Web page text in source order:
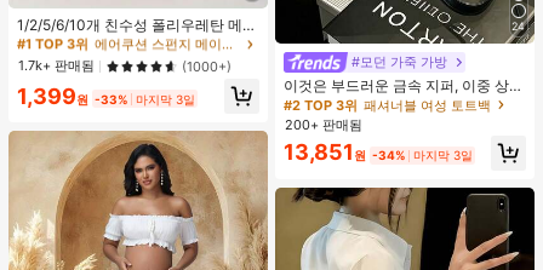
1/2/5/6/10개 친수성 폴리우레탄 메이
크업 스펀지 세트, 부드러운 파우더 퍼
프, 얼굴, 파운데이션 및 컨실러 블렌
딩 도구에 적합, 다기능 건식/습식 사
용, 유니섹스, 메이크업, 저렴한, 방 장
식, 화장대, 여행, 침실, 메이크업 액세
퍼프, 메이크업 스펀지, 저렴한, 스타
킹 스터퍼, 메이크업, 메이크업 도구,
저렴한 물건, 선물, 여성용 선물, 크리
스마스 선물, 경품, 여행, 저렴한 물건,
여행 필수품
높은 재방문 고객
#1 TOP 3위
에어쿠션 스펀지 메이크업 퍼프 & 스폰지
높은 재방문 고객
#1 TOP 3위
에어쿠션 스펀지 메이크업 퍼프 & 스폰지
높은 재방문 고객
#1 TOP 3위
에어쿠션 스펀지 메이크업 퍼프 & 스폰지
높은 재방문 고객
1.7k+ 판매됨 (1000+)
1,399원 -33% 마지막 3일
24
#모던 가죽 가방
이것은 부드러운 금속 지퍼, 이중 상단
손잡이, 조절 가능한 긴 어깨 스트랩이
특징인 세련되고 미니멀한 블랙 대용
량 여성용 핸드백입니다. 여성들은 어
깨에 메거나, 크로스백으로 메거나, 손
으로 들 수 있습니다. 이 가방은 꼼꼼
하게 바느질되어 출퇴근, 쇼핑, 출장,
사무실 사용 및 일상적인 출퇴근에 적
합합니다.
#2 TOP 3위 패셔너블 여성 토트백
200+ 판매됨
13,851 원 -34% 마지막 3일